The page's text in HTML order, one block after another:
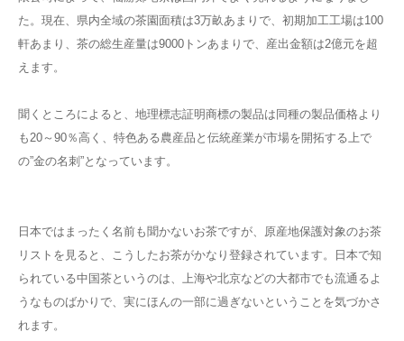
た。現在、県内全域の茶園面積は3万畝あまりで、初期加工工場は100
軒あまり、茶の総生産量は9000トンあまりで、産出金額は2億元を超
えます。
聞くところによると、地理標志証明商標の製品は同種の製品価格より
も20～90％高く、特色ある農産品と伝統産業が市場を開拓する上で
の”金の名刺”となっています。
日本ではまったく名前も聞かないお茶ですが、原産地保護対象のお茶
リストを見ると、こうしたお茶がかなり登録されています。日本で知
られている中国茶というのは、上海や北京などの大都市でも流通るよ
うなものばかりで、実にほんの一部に過ぎないということを気づかさ
れます。